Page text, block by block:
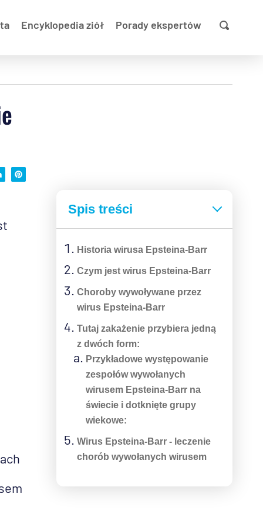
Encyklopedia ziół Porady ekspertów
Spis treści
Historia wirusa Epsteina-Barr
Czym jest wirus Epsteina-Barr
Choroby wywoływane przez
wirus Epsteina-Barr
Tutaj zakażenie przybiera jedną
z dwóch form:
Przykładowe występowanie
zespołów wywołanych
wirusem Epsteina-Barr na
świecie i dotknięte grupy
wiekowe:
Wirus Epsteina-Barr - leczenie
chorób wywołanych wirusem